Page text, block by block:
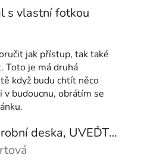
s vlastní fotkou
je 5 z 5 hvězdiček.
jak přístup, tak také
Toto je má druhá
když budu chtít něco
v budoucnu, obrátím se
Nerezová náhrobní deska, UVEĎTE VELIKOST NA PŘÁNÍ
je 5 z 5 hvězdiček.